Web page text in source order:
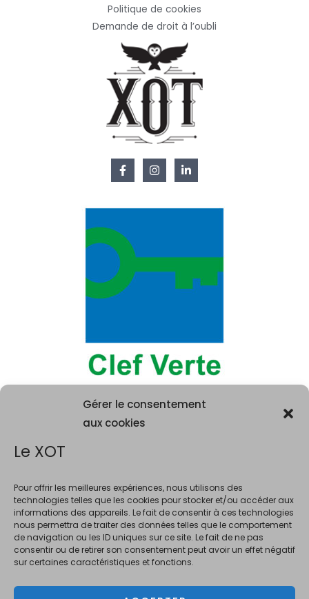
Gérer le consentement
aux cookies
Le XOT
Pour offrir les meilleures expériences, nous utilisons des
technologies telles que les cookies pour stocker et/ou accéder aux
informations des appareils. Le fait de consentir à ces technologies
nous permettra de traiter des données telles que le comportement
de navigation ou les ID uniques sur ce site. Le fait de ne pas
consentir ou de retirer son consentement peut avoir un effet négatif
sur certaines caractéristiques et fonctions.
Politique de cookies
Demande de droit à l’oubli
La consommation d'alcool est vivement déconseillée aux femme
enceintes. La vente d'alcool est interdite au mineurs de moins de 18 ans.
En accédant à ce site et à nos offres, vous déclarez avoir 18 ans révolus.